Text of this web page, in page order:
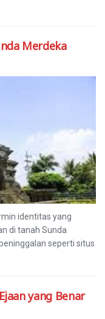
Merdeka
identitas yang
di tanah Sunda
seperti situs
yang Benar